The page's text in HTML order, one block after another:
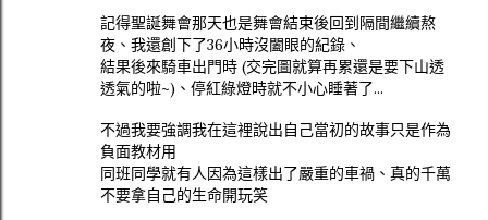
記得聖誕舞會那天也是舞會結束後回到隔間繼續熬
夜、我還創下了36小時沒闔眼的紀錄、
結果後來騎車出門時 (交完圖就算再累還是要下山透
透氣的啦~)、停紅綠燈時就不小心睡著了...
不過我要強調我在這裡說出自己當初的故事只是作為
負面教材用
同班同學就有人因為這樣出了嚴重的車禍、真的千萬
不要拿自己的生命開玩笑